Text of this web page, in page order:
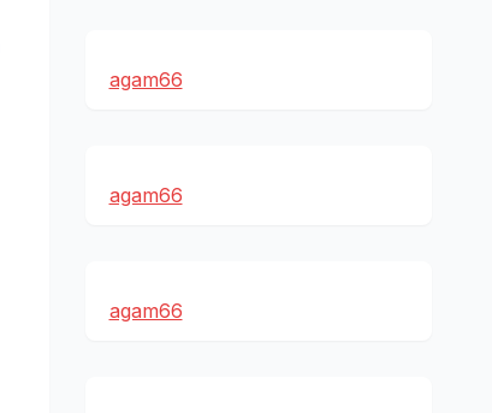
agam66
agam66
agam66